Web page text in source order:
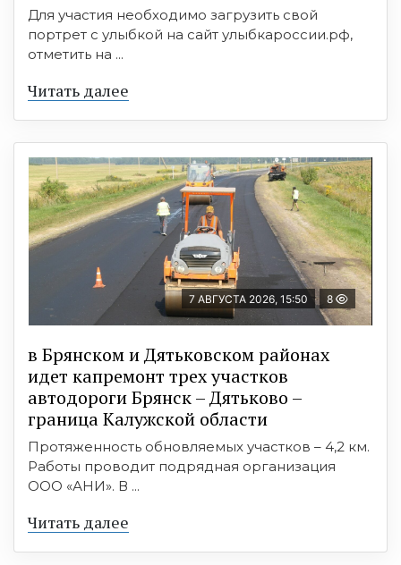
Для участия необходимо загрузить свой
портрет с улыбкой на сайт улыбкароссии.рф,
отметить на ...
Читать далее
7 АВГУСТА 2026, 15:50 8
в Брянском и Дятьковском районах
идет капремонт трех участков
автодороги Брянск – Дятьково –
граница Калужской области
Протяженность обновляемых участков – 4,2 км.
Работы проводит подрядная организация
ООО «АНИ». В ...
Читать далее